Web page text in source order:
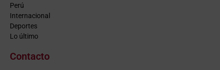
Perú
Internacional
Deportes
Lo último
Contacto